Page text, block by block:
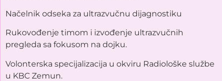
Načelnik odseka za ultrazvučnu dijagnostiku
Rukovođenje timom i izvođenje ultrazvučnih
pregleda sa fokusom na dojku.
Volonterska specijalizacija u okviru Radiološke službe
u KBC Zemun.